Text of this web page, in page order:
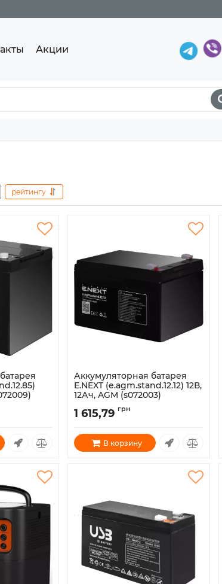
Акции
рейтингу
Аккумуляторная батарея
E.NEXT (e.agm.stand.12.12) 12В,
12Ач, AGM (s072003)
s072003
1 615,79 грн
В корзину